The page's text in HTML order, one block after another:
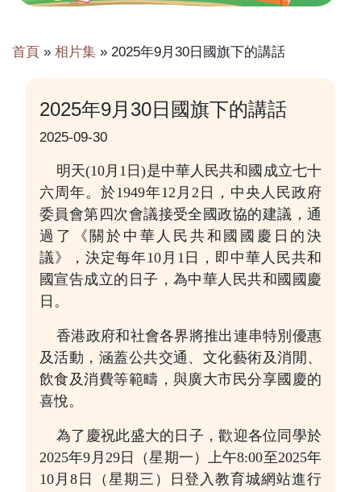
首頁 » 相片集 » 2025年9月30日國旗下的講話
2025年9月30日國旗下的講話
2025-09-30
明天(10月1日)是中華人民共和國成立七十
六周年。於1949年12月2日，中央人民政府
委員會第四次會議接受全國政協的建議，通
過了《關於中華人民共和國國慶日的決
議》，決定每年10月1日，即中華人民共和
國宣告成立的日子，為中華人民共和國國慶
日。
香港政府和社會各界將推出連串特別優惠
及活動，涵蓋公共交通、文化藝術及消閒、
飲食及消費等範疇，與廣大市民分享國慶的
喜悅。
為了慶祝此盛大的日子，歡迎各位同學於
2025年9月29日（星期一）上午8:00至2025年
10月8日（星期三）日登入教育城網站進行